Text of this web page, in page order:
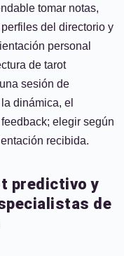
tomar notas,
del directorio y
personal
de tarot
sesión de
dinámica, el
elegir según
recibida.
predictivo y
de